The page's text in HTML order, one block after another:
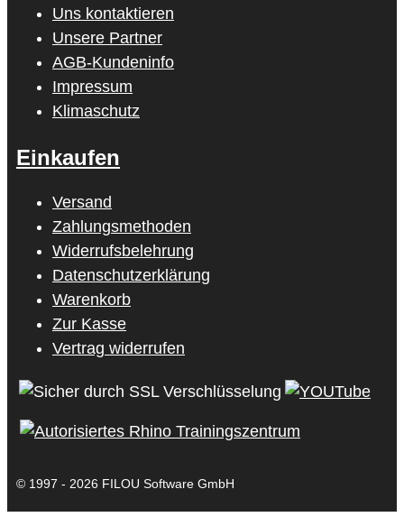
Uns kontaktieren
Unsere Partner
AGB-Kundeninfo
Impressum
Klimaschutz
Einkaufen
Versand
Zahlungsmethoden
Widerrufsbelehrung
Datenschutzerklärung
Warenkorb
Zur Kasse
Vertrag widerrufen
© 1997 - 2026 FILOU Software GmbH